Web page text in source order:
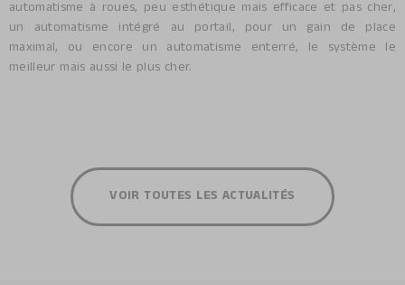
automatisme à roues, peu esthétique mais efficace et pas cher,
un automatisme intégré au portail, pour un gain de place
maximal, ou encore un automatisme enterré, le système le
meilleur mais aussi le plus cher.
VOIR TOUTES LES ACTUALITÉS